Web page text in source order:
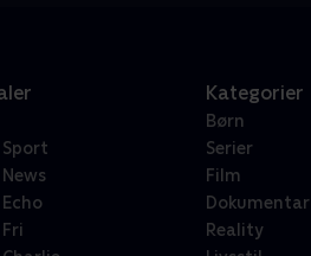
Sport
News
Echo
Kategorier
Børn
Serier
Film
Dokumentar
Reality